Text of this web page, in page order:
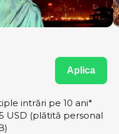
Aplica
intrări pe 10 ani*
USD (plătită personal